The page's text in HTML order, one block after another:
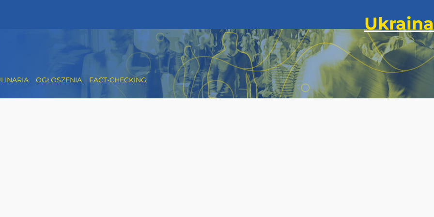
OGŁOSZENIA FACT-CHECKING